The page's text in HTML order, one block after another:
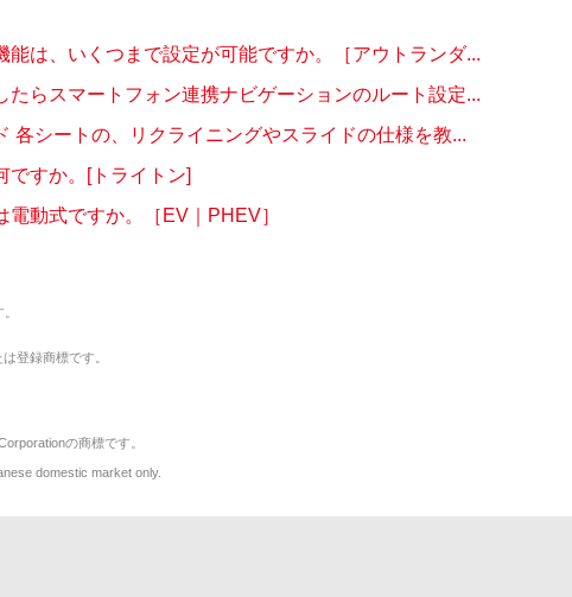
能は、いくつまで設定が可能ですか。［アウトランダ...
たらスマートフォン連携ナビゲーションのルート設定...
各シートの、リクライニングやスライドの仕様を教...
ですか。[トライトン]
動式ですか。［EV｜PHEV］
登録商標です。
の商標です。
domestic market only.